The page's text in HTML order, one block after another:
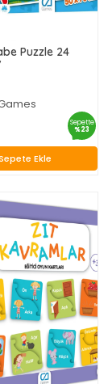
Puzzle 24
Sepette
%23
TL
Ekle
Ekle